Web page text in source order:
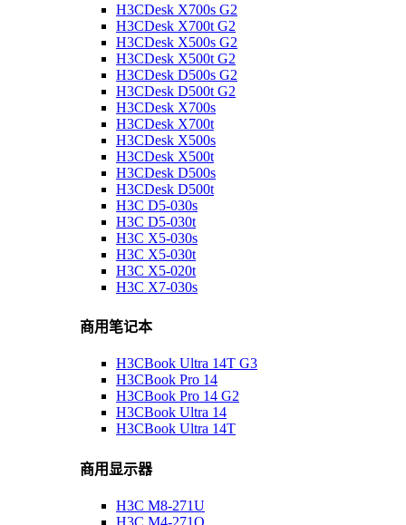
H3CDesk X700s G2
H3CDesk X700t G2
H3CDesk X500s G2
H3CDesk X500t G2
H3CDesk D500s G2
H3CDesk D500t G2
H3CDesk X700s
H3CDesk X700t
H3CDesk X500s
H3CDesk X500t
H3CDesk D500s
H3CDesk D500t
H3C D5-030s
H3C D5-030t
H3C X5-030s
H3C X5-030t
H3C X5-020t
H3C X7-030s
商用笔记本
H3CBook Ultra 14T G3
H3CBook Pro 14
H3CBook Pro 14 G2
H3CBook Ultra 14
H3CBook Ultra 14T
商用显示器
H3C M8-271U
H3C M4-271Q